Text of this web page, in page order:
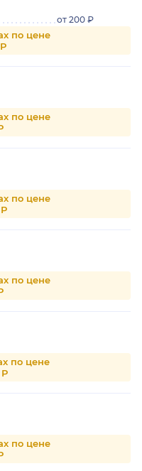
от 200 ₽
по цене
по цене
по цене
по цене
по цене
Р
по цене